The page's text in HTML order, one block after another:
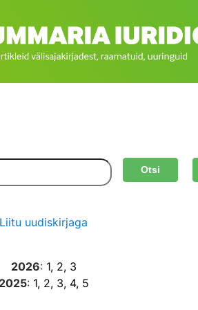
Otsi
Liitu uudiskirjaga
2026: 1, 2, 3
2025: 1, 2, 3, 4, 5